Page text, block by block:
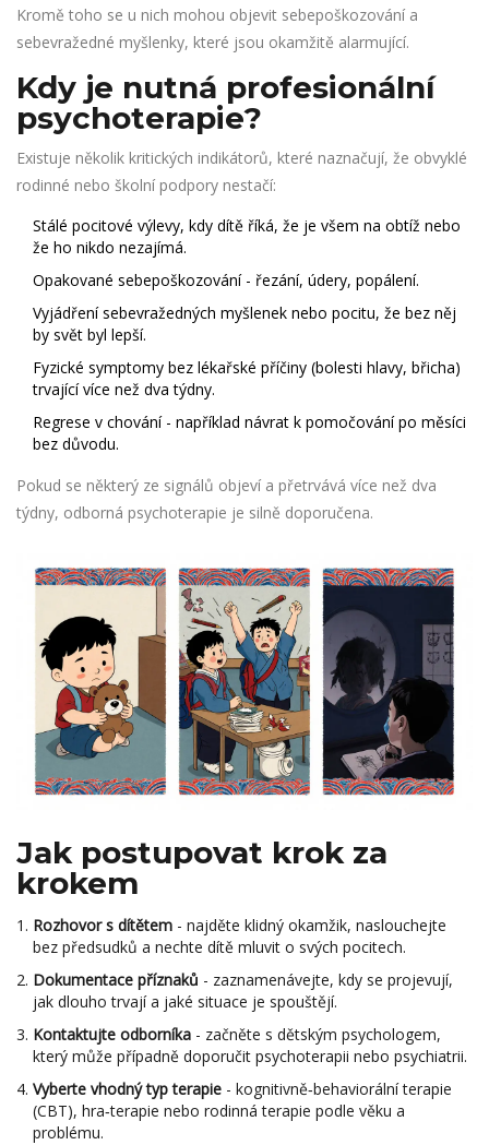
Kromě toho se u nich mohou objevit sebepoškozování a
sebevražedné myšlenky, které jsou okamžitě alarmující.
Kdy je nutná profesionální
psychoterapie?
Existuje několik kritických indikátorů, které naznačují, že obvyklé
rodinné nebo školní podpory nestačí:
Stálé pocitové výlevy, kdy dítě říká, že je všem na obtíž nebo
že ho nikdo nezajímá.
Opakované sebepoškozování - řezání, údery, popálení.
Vyjádření sebevražedných myšlenek nebo pocitu, že bez něj
by svět byl lepší.
Fyzické symptomy bez lékařské příčiny (bolesti hlavy, břicha)
trvající více než dva týdny.
Regrese v chování - například návrat k pomočování po měsíci
bez důvodu.
Pokud se některý ze signálů objeví a přetrvává více než dva
týdny, odborná psychoterapie je silně doporučena.
Jak postupovat krok za
krokem
Rozhovor s dítětem - najděte klidný okamžik, naslouchejte
bez předsudků a nechte dítě mluvit o svých pocitech.
Dokumentace příznaků - zaznamenávejte, kdy se projevují,
jak dlouho trvají a jaké situace je spouštějí.
Kontaktujte odborníka - začněte s dětským psychologem,
který může případně doporučit psychoterapii nebo psychiatrii.
Vyberte vhodný typ terapie - kognitivně‑behaviorální terapie
(CBT), hra‑terapie nebo rodinná terapie podle věku a
problému.